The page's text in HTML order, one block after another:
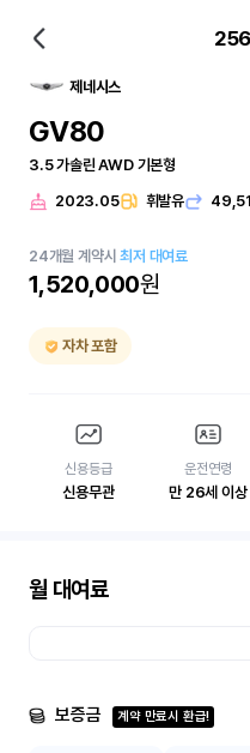
제네시스
GV80
3.5 가솔린 AWD 기본형
2023.05 휘발유
24개월 계약시최저 대여료
1,520,000원
자차 포함
신용등급
신용무관
운전연령
만 26세 이상
월 대여료
보증금 계약 만료시 환급!